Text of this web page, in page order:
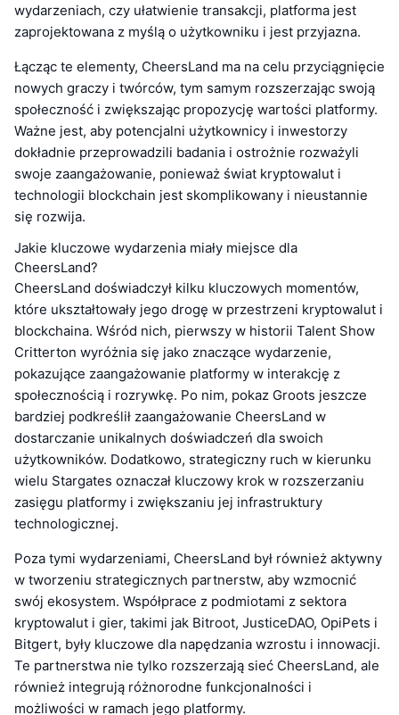
wydarzeniach, czy ułatwienie transakcji, platforma jest
zaprojektowana z myślą o użytkowniku i jest przyjazna.
Łącząc te elementy, CheersLand ma na celu przyciągnięcie
nowych graczy i twórców, tym samym rozszerzając swoją
społeczność i zwiększając propozycję wartości platformy.
Ważne jest, aby potencjalni użytkownicy i inwestorzy
dokładnie przeprowadzili badania i ostrożnie rozważyli
swoje zaangażowanie, ponieważ świat kryptowalut i
technologii blockchain jest skomplikowany i nieustannie
się rozwija.
Jakie kluczowe wydarzenia miały miejsce dla
CheersLand?
CheersLand doświadczył kilku kluczowych momentów,
które ukształtowały jego drogę w przestrzeni kryptowalut i
blockchaina. Wśród nich, pierwszy w historii Talent Show
Critterton wyróżnia się jako znaczące wydarzenie,
pokazujące zaangażowanie platformy w interakcję z
społecznością i rozrywkę. Po nim, pokaz Groots jeszcze
bardziej podkreślił zaangażowanie CheersLand w
dostarczanie unikalnych doświadczeń dla swoich
użytkowników. Dodatkowo, strategiczny ruch w kierunku
wielu Stargates oznaczał kluczowy krok w rozszerzaniu
zasięgu platformy i zwiększaniu jej infrastruktury
technologicznej.
Poza tymi wydarzeniami, CheersLand był również aktywny
w tworzeniu strategicznych partnerstw, aby wzmocnić
swój ekosystem. Współprace z podmiotami z sektora
kryptowalut i gier, takimi jak Bitroot, JusticeDAO, OpiPets i
Bitgert, były kluczowe dla napędzania wzrostu i innowacji.
Te partnerstwa nie tylko rozszerzają sieć CheersLand, ale
również integrują różnorodne funkcjonalności i
możliwości w ramach jego platformy.